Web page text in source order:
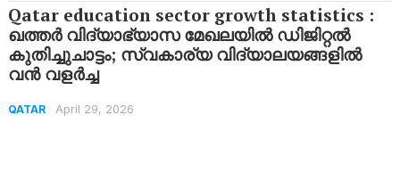
Qatar education sector growth statistics :
ഖത്തർ വിദ്യാഭ്യാസ മേഖലയിൽ ഡിജിറ്റൽ
കുതിച്ചുചാട്ടം; സ്വകാര്യ വിദ്യാലയങ്ങളിൽ
വൻ വളർച്ച
QATAR April 29, 2026